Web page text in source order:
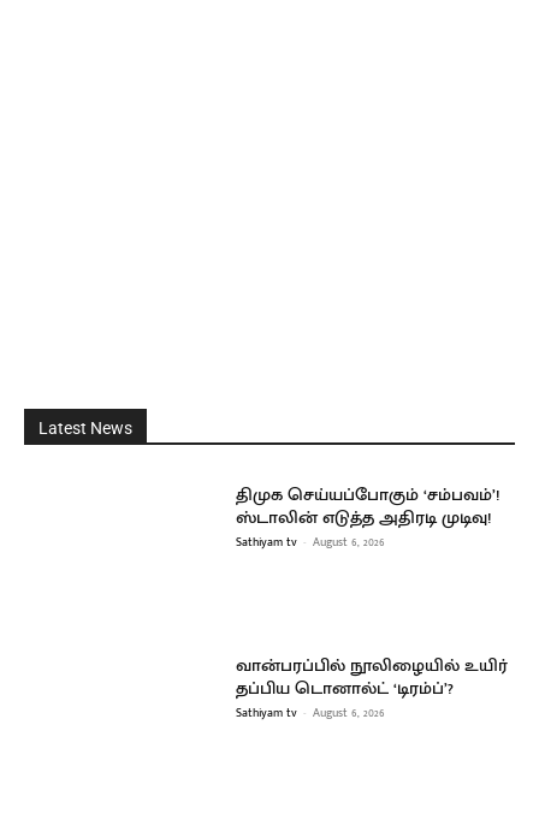
Latest News
திமுக செய்யப்போகும் ‘சம்பவம்’!
ஸ்டாலின் எடுத்த அதிரடி முடிவு!
Sathiyam tv - August 6, 2026
வான்பரப்பில் நூலிழையில் உயிர்
தப்பிய டொனால்ட் ‘டிரம்ப்’?
Sathiyam tv - August 6, 2026